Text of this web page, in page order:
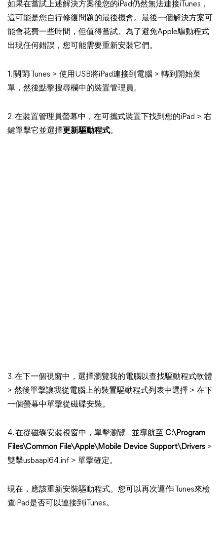
如果在嘗試上述解決方案後您的iPad仍然無法連接iTunes，
這可能是您自行修復問題的最後機會。最後一個解決方案可
能會花費一些時間，但值得嘗試。為了避免Apple驅動程式
出現任何錯誤，您可能需要重新安裝它們。
1. 關閉iTunes > 使用USB將iPad連接到電腦 > 轉到開始菜
單，然後點擊搜尋欄中的裝置管理員。
2. 在裝置管理員螢幕中，在可攜式裝置下找到您的iPad > 右
鍵單擊它並選擇更新驅動程式。
3. 在下一個視窗中，選擇瀏覽我的電腦以查找驅動程式軟體
> 然後單擊讓我從電腦上的裝置驅動程式列表中選擇 > 在下
一個螢幕中單擊從磁碟安裝。
4. 在從磁碟安裝視窗中，單擊瀏覽...並導航至 C:\Program
Files\Common File\Apple\Mobile Device Support\Drivers >
雙擊usbaapl64.inf > 單擊確定。
現在，應該重新安裝驅動程式。您可以再次運作iTunes來檢
查iPad是否可以連接到iTunes。